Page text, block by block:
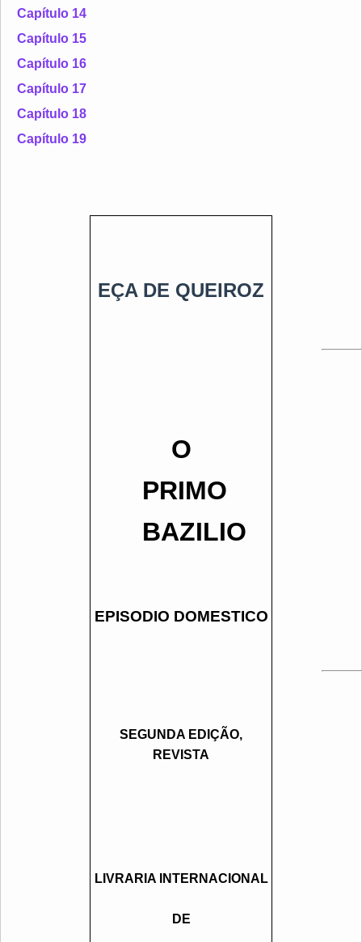
Capítulo 14
Capítulo 15
Capítulo 16
Capítulo 17
Capítulo 18
Capítulo 19
EÇA DE QUEIROZ
O
PRIMO
BAZILIO
EPISODIO DOMESTICO
SEGUNDA EDIÇÃO,
REVISTA
LIVRARIA INTERNACIONAL
DE